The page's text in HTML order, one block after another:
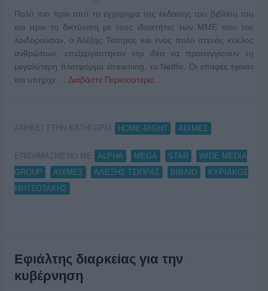
Πολύ πιο πριν από το εγχείρημα της έκδοσης του βιβλίου του
και πριν τη δικτύωση με τους ιδιοκτήτες των ΜΜΕ που τον
λοιδορούσαν, ο Αλέξης Τσίπρας και ένας πολύ στενός κύκλος
ανθρώπων, επεξεργάστηκαν την ιδέα να προσεγγίσουν τη
μεγαλύτερη πλατφόρμα streaming, το Netflix. Οι επαφές έγιναν
και υπήρχε … Διαβάστε Περισσότερα...
ΑΝΗΚΕΙ ΣΤΗΝ ΚΑΤΗΓΟΡΙΑ: HOME-RIGHT ΑΙΧΜΕΣ
ΕΠΙΣΗΜΑΣΜΕΝΟ ΜΕ: ALPHA MEGA STAR
WIDE MEDIA
GROUP
ΑΙΧΜΕΣ ΑΛΕΞΗΣ ΤΣΙΠΡΑΣ ΒΙΒΛΙΟ
ΚΥΡΙΑΚΟΣ
ΜΗΤΣΟΤΑΚΗΣ
Εφιάλτης διαρκείας για την
κυβέρνηση